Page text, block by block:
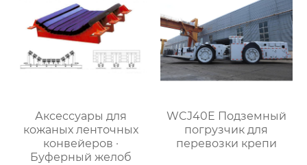
Аксессуары для
кожаных ленточных
конвейеров ·
Буферный желоб
WCJ40E Подземный
погрузчик для
перевозки крепи